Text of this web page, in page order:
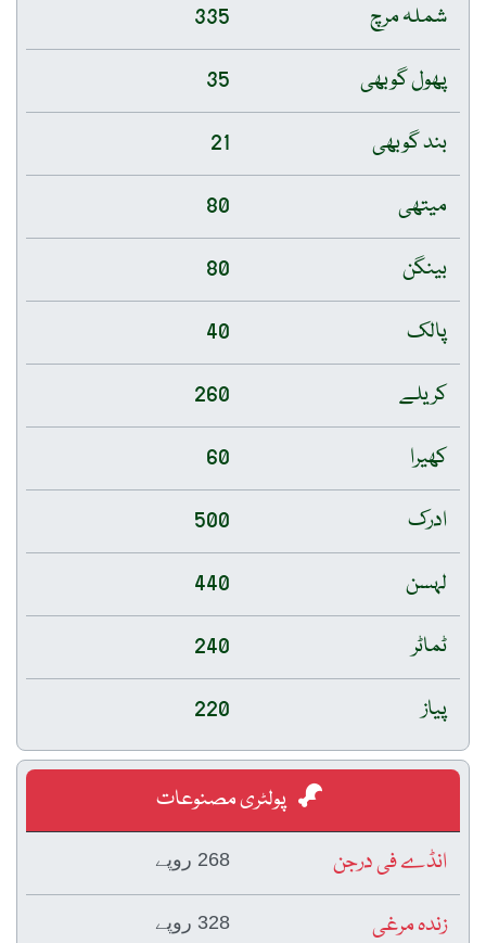
شملہ مرچ
335
پھول گوبھی
35
بند گوبھی
21
میتھی
80
بینگن
80
پالک
40
کریلے
260
کھیرا
60
ادرک
500
لہسن
440
ٹماٹر
240
پیاز
220
پولٹری مصنوعات
انڈے فی درجن
268 روپے
زندہ مرغی 328 روپے